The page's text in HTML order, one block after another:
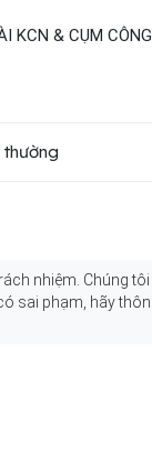
& CỤM CÔNG
thường
nhiệm. Chúng
sai phạm, hãy